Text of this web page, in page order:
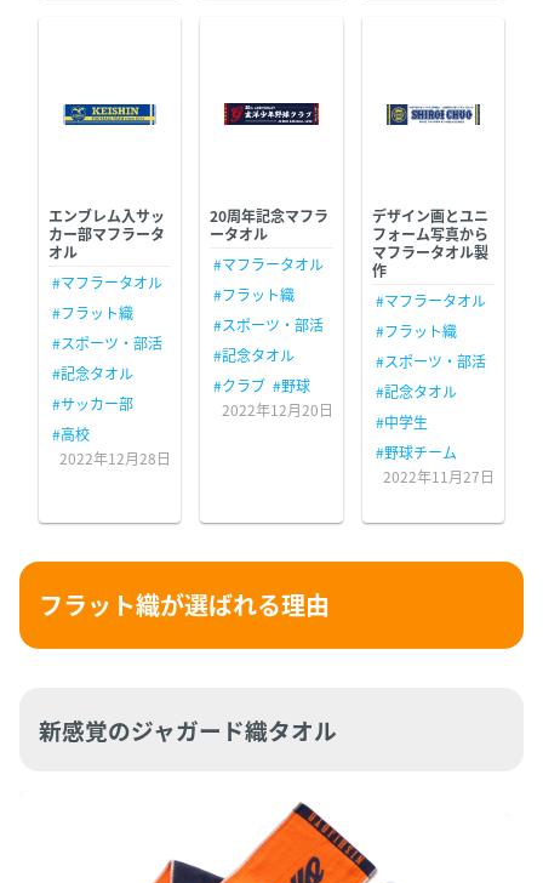
エンブレム入サッ
カー部マフラータ
オル
#マフラータオル
#フラット織
#スポーツ・部活
#記念タオル
#サッカー部
#高校
2022年12月28日
20周年記念マフラ
ータオル
#マフラータオル
#フラット織
#スポーツ・部活
#記念タオル
#クラブ #野球
2022年12月20日
デザイン画とユニ
フォーム写真から
マフラータオル製
作
#マフラータオル
#フラット織
#スポーツ・部活
#記念タオル
#中学生
#野球チーム
2022年11月27日
フラット織が選ばれる理由
新感覚のジャガード織タオル